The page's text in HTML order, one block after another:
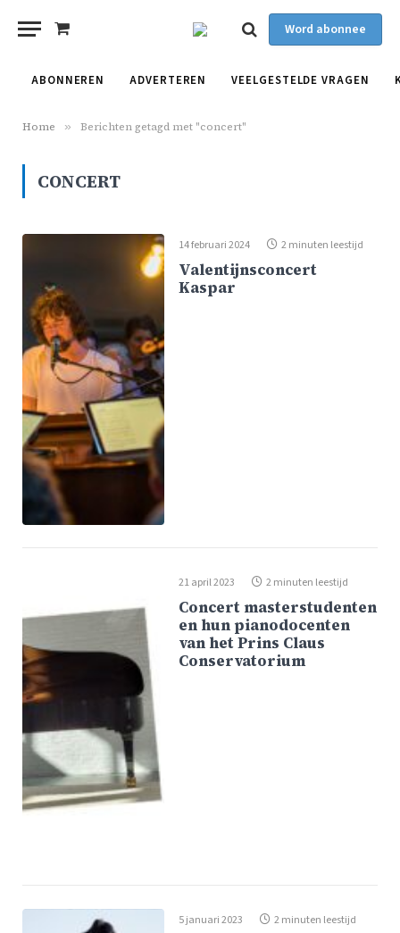
Shopping
Word abonnee
ABONNEREN ADVERTEREN VEELGESTELDE VRAGEN
Home » Berichten getagd met "concert"
CONCERT
14 februari 2024 2 minuten leestijd
Valentijnsconcert
Kaspar
21 april 2023 2 minuten leestijd
Concert masterstudenten
en hun pianodocenten
van het Prins Claus
Conservatorium
5 januari 2023 2 minuten leestijd